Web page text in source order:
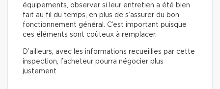
équipements, observer si leur entretien a été bien
fait au fil du temps, en plus de s’assurer du bon
fonctionnement général. C’est important puisque
ces éléments sont coûteux à remplacer.
D’ailleurs, avec les informations recueillies par cette
inspection, l’acheteur pourra négocier plus
justement.